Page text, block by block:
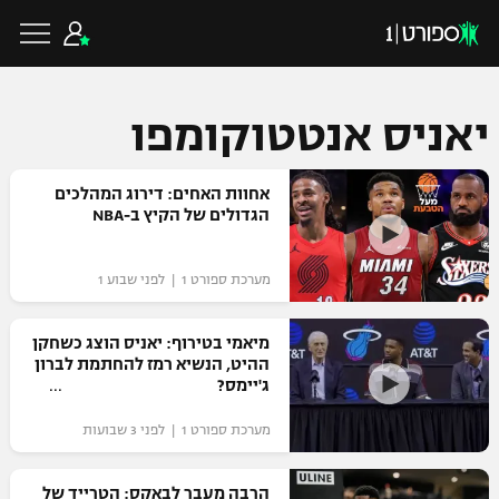
כדורגל ישראלי
ליגת העל
גביע הטוטו
ליגיונרים
גביע המדינה
כדורגל עולמי
ליגת האלופות
ליגה אירופית
ליגה אנגלית
כדורסל ישראלי
ליגת ווינר סל
ליגה לאומית
כדורסל עולמי
NBA
יאניס אנטטוקומפו
אחוות האחים: דירוג המהלכים
הגדולים של הקיץ ב-NBA
מערכת ספורט 1 | לפני שבוע 1
מיאמי בטירוף: יאניס הוצג כשחקן
ההיט, הנשיא רמז להחתמת לברון
ג'יימס?
מערכת ספורט 1 | לפני 3 שבועות
הרבה מעבר לבאקס: הטרייד של